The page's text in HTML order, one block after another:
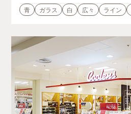
青
ガラス 白 広々 ライン